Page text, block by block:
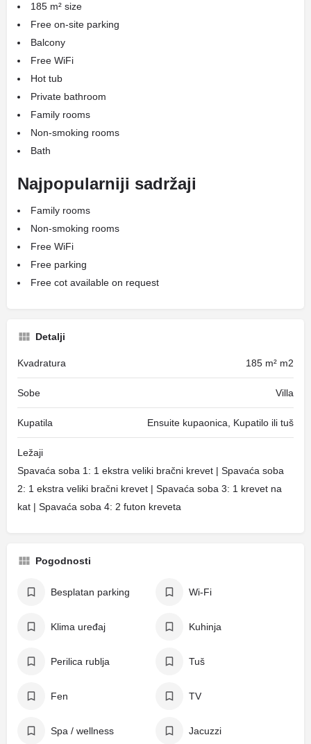
185 m² size
Free on-site parking
Balcony
Free WiFi
Hot tub
Private bathroom
Family rooms
Non-smoking rooms
Bath
Najpopularniji sadržaji
Family rooms
Non-smoking rooms
Free WiFi
Free parking
Free cot available on request
Detalji
Kvadratura 185 m² m2
Sobe Villa
Kupatila Ensuite kupaonica, Kupatilo ili tuš
Ležaji
Spavaća soba 1: 1 ekstra veliki bračni krevet | Spavaća soba
2: 1 ekstra veliki bračni krevet | Spavaća soba 3: 1 krevet na
kat | Spavaća soba 4: 2 futon kreveta
Pogodnosti
Besplatan parking Wi-Fi
Klima uređaj Kuhinja
Perilica rublja Tuš
Fen TV
Spa / wellness Jacuzzi